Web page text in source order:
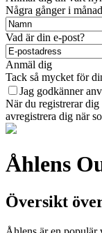
Några gånger i
Vad är din e-post?
Anmäl dig
Tack så mycket för
Jag godkänner
När du registrerar
avregistrera dig när
Åhlens
Översikt